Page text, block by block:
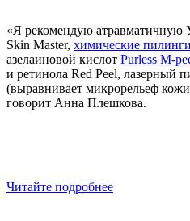
«Я рекомендую атравматичную
Skin Master, химические пилинги
азелаиновой кислот Purless M-
и ретинола Red Peel, лазерный
(выравнивает микрорельеф
говорит Анна Плешкова.
Читайте подробнее